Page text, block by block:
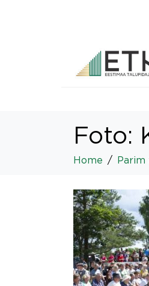
Foto:
Home Parim